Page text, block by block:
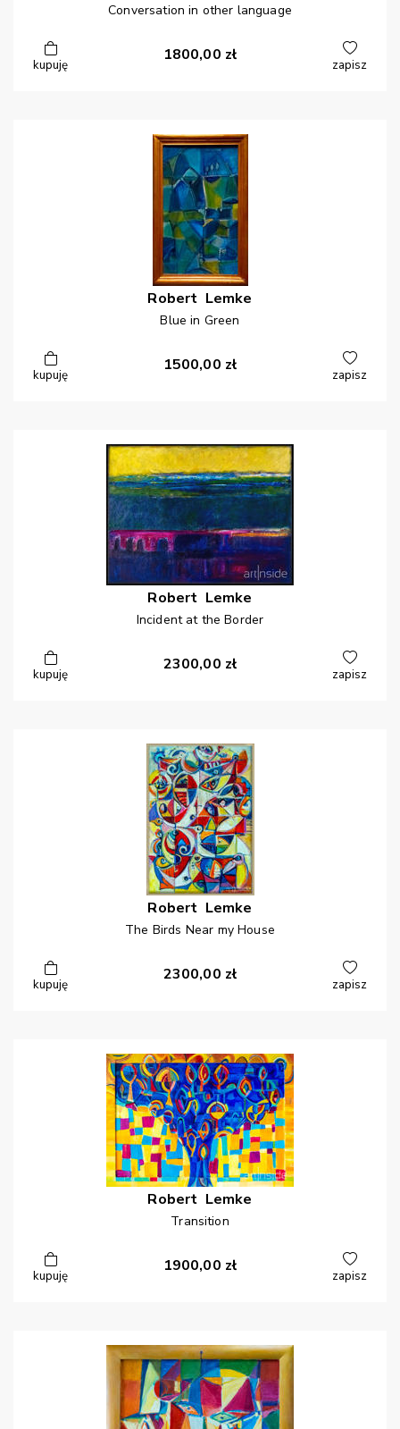
Conversation in other language
kupuję
1800,00 zł
zapisz
Robert Lemke
Blue in Green
kupuję
1500,00 zł
zapisz
Robert Lemke
Incident at the Border
kupuję
2300,00 zł
zapisz
Robert Lemke
The Birds Near my House
kupuję
2300,00 zł
zapisz
Robert Lemke
Transition
kupuję
1900,00 zł
zapisz